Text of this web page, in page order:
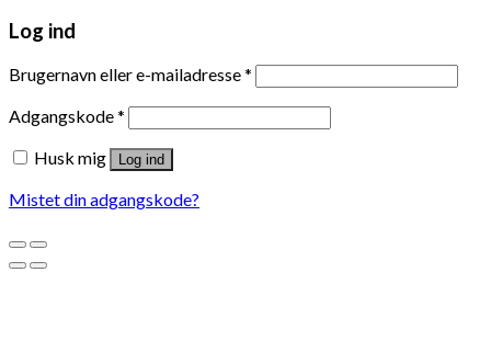
Log ind
Brugernavn eller e-mailadresse*
Adgangskode*
Husk mig
Log ind
Mistet din adgangskode?